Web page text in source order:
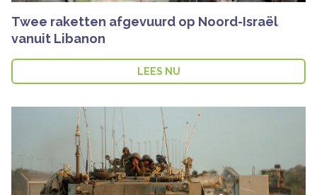
Twee raketten afgevuurd op Noord-Israël
vanuit Libanon
LEES NU